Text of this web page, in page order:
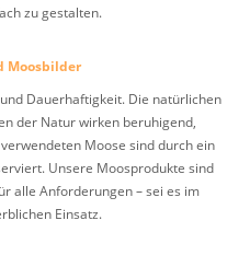
zu gestalten.
Moosbilder
Dauerhaftigkeit. Die natürlichen
der Natur wirken beruhigend,
Moose sind durch ein
Unsere Moosprodukte sind
alle Anforderungen – sei es im
Einsatz.